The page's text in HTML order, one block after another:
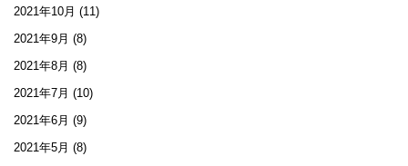
2021年10月 (11)
2021年9月 (8)
2021年8月 (8)
2021年7月 (10)
2021年6月 (9)
2021年5月 (8)